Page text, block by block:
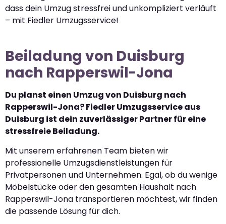
dass dein Umzug stressfrei und unkompliziert verläuft
– mit Fiedler Umzugsservice!
Beiladung von Duisburg
nach Rapperswil-Jona
Du planst einen Umzug von Duisburg nach
Rapperswil-Jona? Fiedler Umzugsservice aus
Duisburg ist dein zuverlässiger Partner für eine
stressfreie Beiladung.
Mit unserem erfahrenen Team bieten wir
professionelle Umzugsdienstleistungen für
Privatpersonen und Unternehmen. Egal, ob du wenige
Möbelstücke oder den gesamten Haushalt nach
Rapperswil-Jona transportieren möchtest, wir finden
die passende Lösung für dich.